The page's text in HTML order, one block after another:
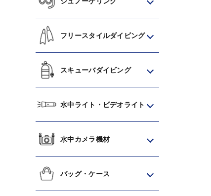
フリースタイルダイビング
スキューバダイビング
水中ライト・ビデオライト
水中カメラ機材
バッグ・ケース